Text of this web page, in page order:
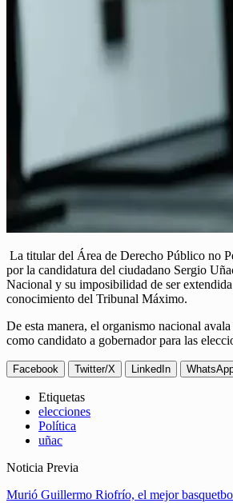
La titular del Área de Derecho Público no
por la candidatura del ciudadano Sergio
Nacional y su imposibilidad de ser
conocimiento del Tribunal Máximo.
De esta manera, el organismo nacional
como candidato a gobernador para las
Facebook Twitter/X LinkedIn
Etiquetas
elecciones
Política
uñac
Noticia Previa
Murió Guillermo Riofrío, el mejor